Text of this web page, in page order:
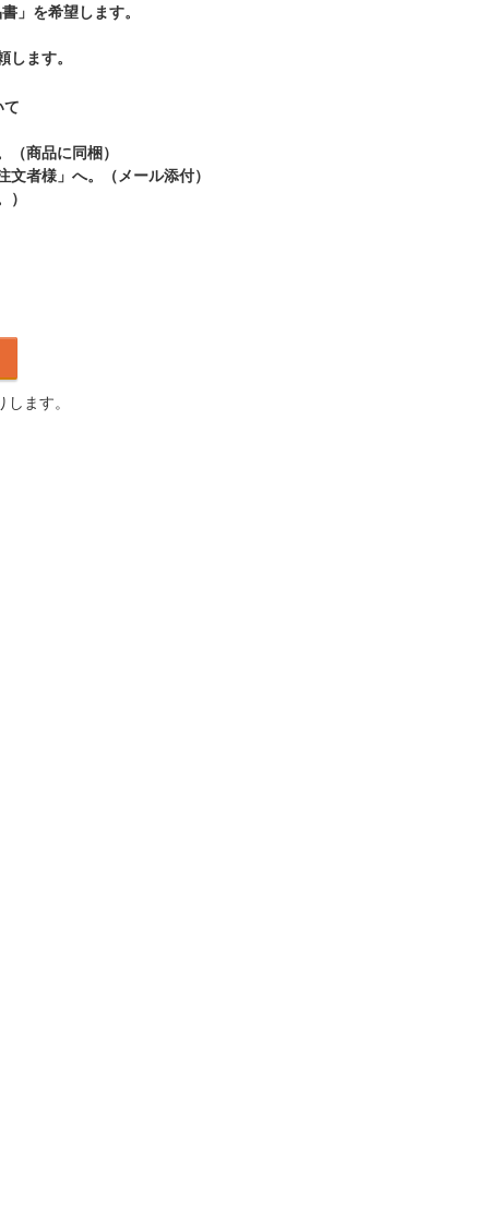
」を希望します。
ます。
て
商品に同梱）
者様」へ。（メール添付）
ます。